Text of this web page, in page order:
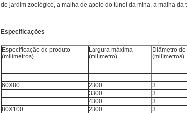
do jardim zoológico, a malha de apoio do túnel da mina, a malha da
Especificações
Especificação de produto
(milímetros)
Largura máxima
(milímetro)
Diâmetro
(milímetros)
60X80 2300 3
3300
3
4300
3
80X100
2300 3